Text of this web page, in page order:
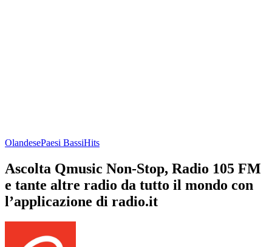
OlandesePaesi BassiHits
Ascolta Qmusic Non-Stop, Radio 105 FM
e tante altre radio da tutto il mondo con
l’applicazione di radio.it